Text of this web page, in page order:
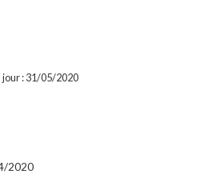
: 31/05/2020
2020